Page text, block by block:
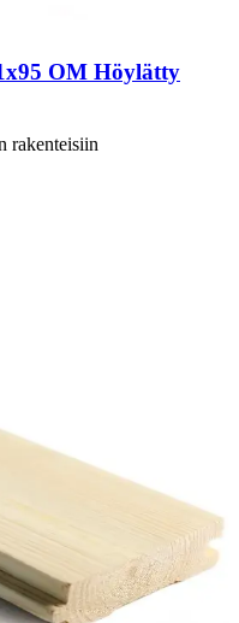
OM Höylätty
rakenteisiin